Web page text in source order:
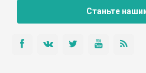
Станьте